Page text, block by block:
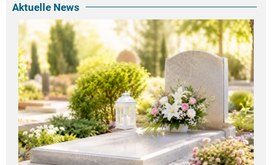
Aktuelle News